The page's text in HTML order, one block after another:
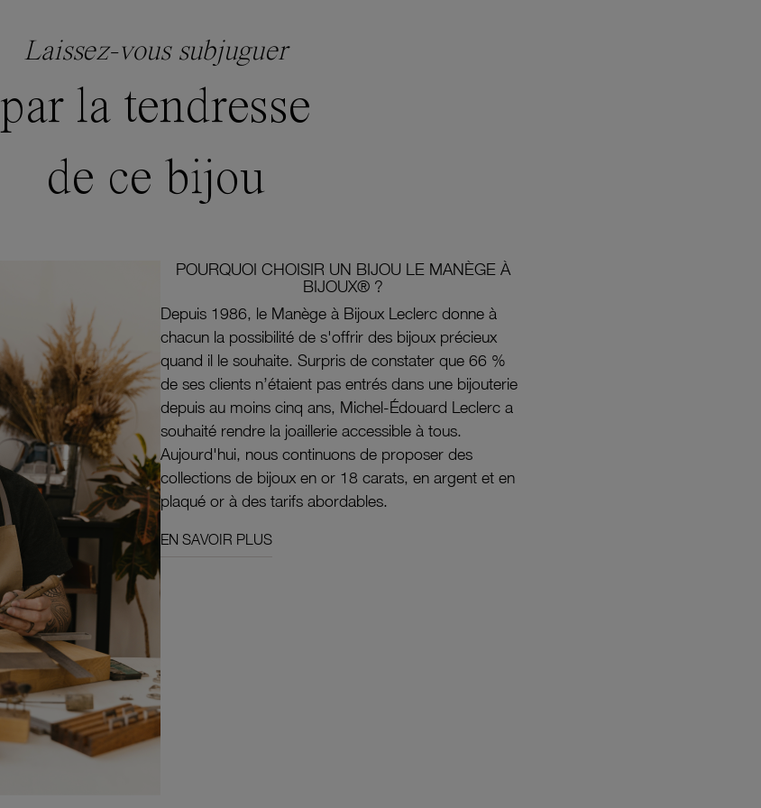
Laissez-vous subjuguer
par la tendresse
de ce bijou
POURQUOI CHOISIR UN BIJOU LE MANÈGE À
BIJOUX® ?
Depuis 1986, le Manège à Bijoux Leclerc donne à
chacun la possibilité de s'offrir des bijoux précieux
quand il le souhaite. Surpris de constater que 66 %
de ses clients n’étaient pas entrés dans une bijouterie
depuis au moins cinq ans, Michel-Édouard Leclerc a
souhaité rendre la joaillerie accessible à tous.
Aujourd'hui, nous continuons de proposer des
collections de bijoux en or 18 carats, en argent et en
plaqué or à des tarifs abordables.
EN SAVOIR PLUS